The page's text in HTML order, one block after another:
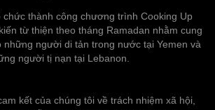
chức thành công chương trình Cooking Up
từ thiện theo tháng Ramadan nhằm cung
người di tản trong nước tại Yemen và
người tị nạn tại Lebanon.
kết của chúng tôi về trách nhiệm xã hội,